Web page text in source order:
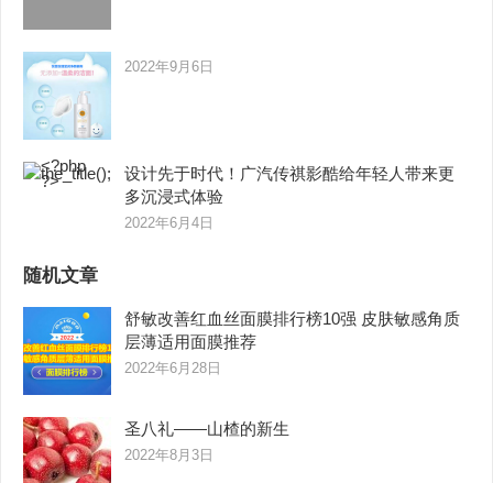
2022年9月6日
设计先于时代！广汽传祺影酷给年轻人带来更
多沉浸式体验
2022年6月4日
随机文章
舒敏改善红血丝面膜排行榜10强 皮肤敏感角质
层薄适用面膜推荐
2022年6月28日
圣八礼——山楂的新生
2022年8月3日